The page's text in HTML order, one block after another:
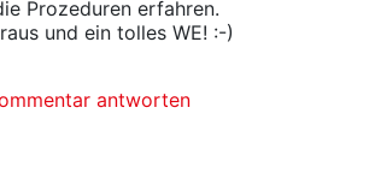
Prozeduren erfahren.
und ein tolles WE! :-)
antworten